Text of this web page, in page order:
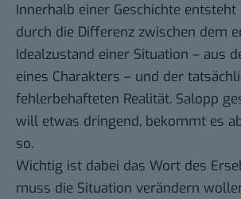
Innerhalb einer Geschichte entsteht
durch die Differenz zwischen dem
Idealzustand einer Situation – aus
eines Charakters – und der
fehlerbehafteten Realität. Salopp
will etwas dringend, bekommt es
so.
Wichtig ist dabei das Wort des
muss die Situation verändern